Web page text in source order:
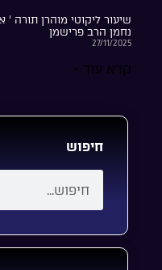
שיעור ליקוטי מוהרן תורה ‘
נחמן הרב פרישמן
27/11/2025
קרא עוד »
חיפוש